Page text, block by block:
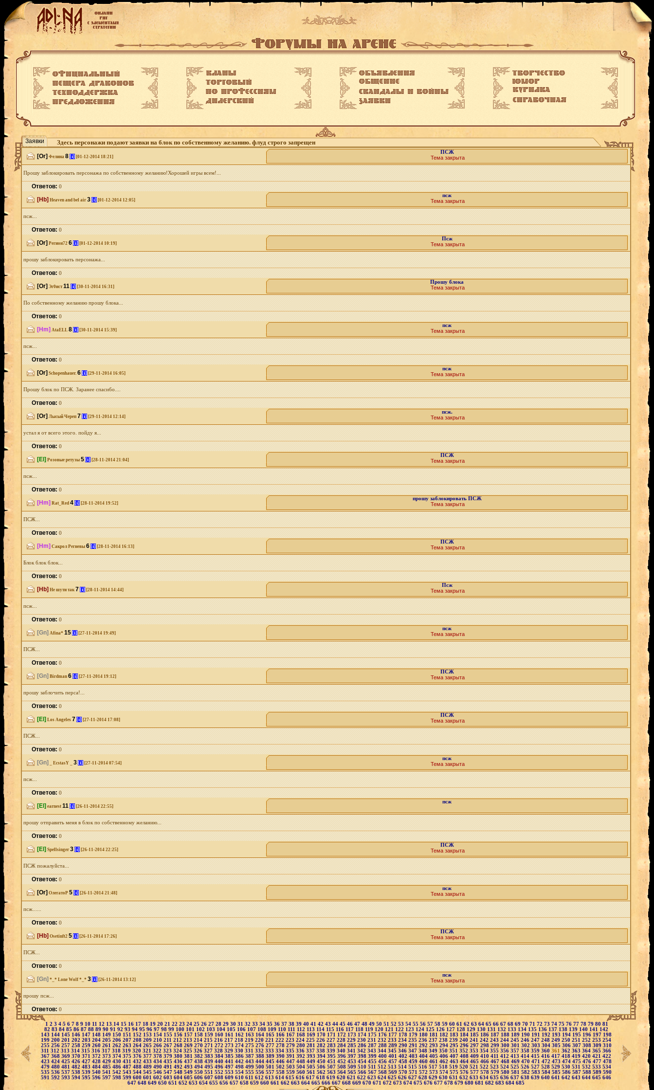
Заявки Здесь персонажи подают заявки на блок по собственному желанию. флуд строго запрещен
[Or] Фелина 8 [i] [01-12-2014 18:21]
ПСЖ
Тема закрыта
Прошу заблокировать персонажа по собственному желанию!Хорошей игры всем!...
Ответов:0
[Hb] Heaven and bel air 3 [i] [01-12-2014 12:05]
псж
Тема закрыта
псж...
Ответов:0
[Or] Регион72 6 [i] [01-12-2014 10:19]
Псж
Тема закрыта
прошу заблокировать персонажа...
Ответов:0
[Or] Эг0ист11 [i] [30-11-2014 16:31]
Прошу блока
Тема закрыта
По собственному желанию прошу блока...
Ответов:0
[Hm] AtaELL 8 [i] [30-11-2014 15:39]
псж
Тема закрыта
псж...
Ответов:0
[Or] Schopenhauer. 6 [i] [29-11-2014 16:05]
псж
Тема закрыта
Прошу блок по ПСЖ. Заранее спасибо....
Ответов:0
[Or] Лысый Череп 7 [i] [29-11-2014 12:14]
псж.
Тема закрыта
устал я от всего этого. пойду я...
Ответов:0
[El] Розовые ретузы 5 [i] [28-11-2014 21:04]
ПСЖ
Тема закрыта
псж...
Ответов:0
[Hm] Rat_Red 4 [i] [28-11-2014 19:52]
прошу заблокировать ПСЖ
Тема закрыта
ПСЖ...
Ответов:0
[Hm] Сакрол Регневы 6 [i] [28-11-2014 16:13]
ПСЖ
Тема закрыта
Блок блок блок...
Ответов:0
[Hb] Не шути так 7 [i] [28-11-2014 14:44]
Псж
Тема закрыта
псж...
Ответов:0
[Gn] Afina* 15 [i] [27-11-2014 19:49]
псж
Тема закрыта
ПСЖ...
Ответов:0
[Gn] Birdman 6 [i] [27-11-2014 19:12]
ПСЖ
Тема закрыта
прошу заблочить перса!...
Ответов:0
[El] Los Angeles 7 [i] [27-11-2014 17:08]
ПСЖ
Тема закрыта
ПСЖ...
Ответов:0
[Gn] _ EcstasY _ 3 [i] [27-11-2014 07:54]
псж
Тема закрыта
псж...
Ответов:0
[El] earnest 11 [i] [26-11-2014 22:55]
псж
прошу отправить меня в блок по собственному желанию...
Ответов:0
[El] Spellsinger 3 [i] [26-11-2014 22:25]
ПСЖ
Тема закрыта
ПСЖ пожалуйста...
Ответов:0
[Or] ОлегатоР 5 [i] [26-11-2014 21:48]
псж
Тема закрыта
псж......
Ответов:0
[Hb] Osetinft2 5 [i] [26-11-2014 17:26]
ПСЖ
Тема закрыта
ПСЖ...
Ответов:0
[Gn] *_* Lone Wolf *_* 3 [i] [26-11-2014 13:12]
псж
Тема закрыта
прошу псж...
Ответов:0
1 2 3 45 6 7 8 9 10 11 12 1314 15 16 17 1819 20 21 22 23 24 25 26 27 28 29 30 3132 33 34 35 36 37 38 39 40 41 42 43 44 45 46 47 48 49 50 51 52 53 54 55 56 57 58 59 6061 62 63 64 65 66 67 68 69 70 71 72 73 74 75 76 77 78 79 80 81
82 83 84 85 86 87 88 89 90 91 92 93 94 95 96 97 98 99 100 101 102 103 104 105 106 107 108 109 110 111 112 113 114 115 116 117118 119 120 121 122 123 124 125 126 127 128 129 130 131 132 133 134 135 136 137 138 139 140 141
142
143 144 145 146 147 148 149 150 151 152 153 154 155 156 157 158 159 160 161 162 163 164 165 166 167 168 169 170 171 172 173 174 175 176 177 178 179 180 181 182 183 184 185 186 187 188 189 190 191 192 193 194 195 196 197 198
199 200 201 202 203 204 205 206 207 208 209 210 211 212 213 214 215 216 217 218 219 220 221 222 223 224 225 226227 228 229 230 231 232 233 234 235 236 237 238 239 240 241 242 243 244 245 246 247 248 249 250 251 252 253 254
255 256 257 258 259 260 261 262 263 264 265 266 267 268 269 270 271 272 273 274 275 276 277 278 279 280 281 282 283 284 285 286 287 288 289 290 291 292 293 294 295 296 297 298 299 300 301 302 303 304 305 306 307 308 309 310
311 312 313 314 315 316 317 318 319 320 321 322 323 324 325 326 327 328 329 330 331 332 333 334 335 336 337 338 339 340 341 342 343 344 345 346 347 348 349 350 351 352 353 354 355 356 357 358 359 360 361 362 363 364 365 366
367 368 369 370 371 372 373 374 375 376 377 378 379 380 381 382 383 384 385 386 387 388 389 390 391 392 393 394 395 396 397 398 399 400 401 402 403 404 405 406 407 408 409 410 411 412 413 414 415 416 417 418 419 420 421 422
423 424 425 426 427 428 429 430 431 432 433 434 435 436 437 438 439 440 441 442 443 444 445 446 447 448 449 450 451 452 453 454 455 456 457 458 459 460 461 462 463 464 465 466 467 468 469 470 471 472 473 474 475 476 477 478
479 480 481 482 483 484 485 486 487 488 489 490 491 492 493 494 495 496 497 498 499 500 501 502 503 504 505 506 507 508 509 510 511 512 513 514 515 516 517 518 519 520 521 522 523 524 525 526 527 528 529 530 531 532 533 534
535 536 537 538 539 540 541 542 543 544 545 546 547 548 549 550 551 552 553 554 555 556 557 558 559 560 561 562 563 564 565 566 567 568 569 570 571 572 573 574 575 576 577 578 579 580 581 582 583 584 585 586 587 588 589 590
591 592 593 594 595 596 597 598 599 600 601 602 603 604 605 606 607 608 609 610 611 612 613 614 615 616 617 618 619 620 621 622 623 624 625 626 627 628 629 630 631 632 633 634 635 636 637 638 639 640 641 642 643 644 645 646
647 648 649 650 651 652 653 654 655 656 657 658 659 660 661 662 663 664 665 666 667 668 669 670 671 672 673 674 675 676 677 678 679 680 681 682 683 684 685